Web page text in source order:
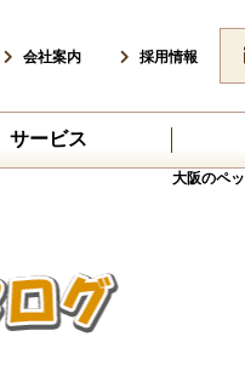
会社案内 採用情報
サービス
大阪のペ